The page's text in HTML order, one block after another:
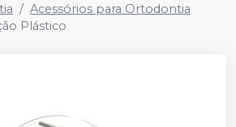
Acessórios para Ortodontia
Plástico